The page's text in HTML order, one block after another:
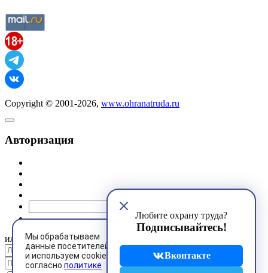
Мы обрабатываем
данные посетителей
и используем cookies
согласно политике
Любите охрану труда?
Подписывайтесь!
Вконтакте
Copyright © 2001-2026, www.ohranatruda.ru
Авторизация
или